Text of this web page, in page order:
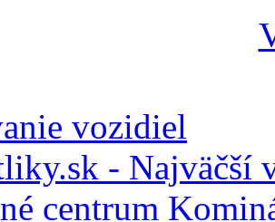
vozidiel
- Najväčší
centrum